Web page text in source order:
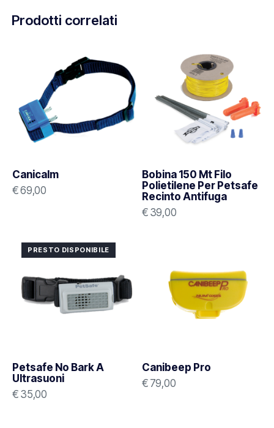
Prodotti correlati
Canicalm
€69,00
Bobina 150 Mt Filo
Polietilene Per Petsafe
Recinto Antifuga
€ 39,00
PRESTO DISPONIBILE
Petsafe No Bark A
Ultrasuoni
€ 35,00
Canibeep Pro
€ 79,00